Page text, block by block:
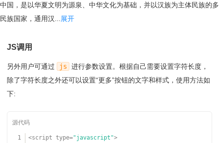
中国，是以华夏文明为源泉、中华文化为基础，并以汉族为主体民族的多
民族国家，通用汉...
展开
JS调用
另外用户可通过 js
进行参数设置。根据自己需要设置字符长度，
除了字符长度之外还可以设置“更多”按钮的文字和样式，使用方法如
下:
1 <script type="javascript">